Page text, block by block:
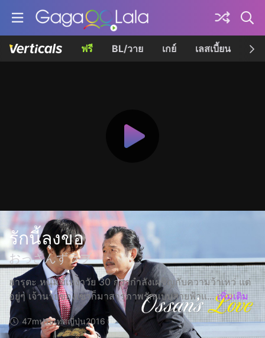
ฟรี BL/วาย เกย์ เลสเบี้ยน เค
รักนี้ลุงขอ
おっさんずラブ
ฮารุตะ หนุ่มขี้เหงาวัย 30 กว่ากำลังเผชิญกับความว้าเหว่ แต่
อยู่ๆ เจ้านายของเขาก็มาสารภาพรักแบบสายฟ้าแ... เพิ่มเติม
47mประเทศญี่ปุ่น2016